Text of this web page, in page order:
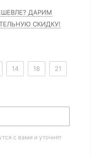
ДАРИМ
СКИДКУ!
14 18 21
с вами и уточнят